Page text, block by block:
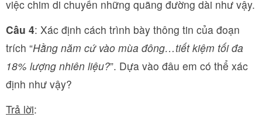
việc chim di chuyển những quãng đường dài như vậy.
Câu 4: Xác định cách trình bày thông tin của đoạn
trích “Hằng năm cứ vào mùa đông…tiết kiệm tối đa
18% lượng nhiên liệu?”. Dựa vào đâu em có thể xác
định như vậy?
Trả lời: